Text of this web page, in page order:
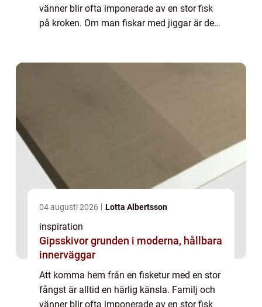
vänner blir ofta imponerade av en stor fisk
på kroken. Om man fiskar med jiggar är det
04 augusti 2026 Lotta Albertsson
inspiration
Gipsskivor grunden i moderna, hållbara
innerväggar
Att komma hem från en fisketur med en stor
fångst är alltid en härlig känsla. Familj och
vänner blir ofta imponerade av en stor fisk